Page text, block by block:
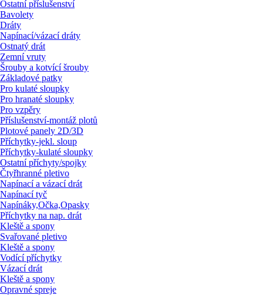
Ostatní příslušenství
Bavolety
Dráty
Napínací/vázací dráty
Ostnatý drát
Zemní vruty
Šrouby a kotvící šrouby
Základové patky
Pro kulaté sloupky
Pro hranaté sloupky
Pro vzpěry
Příslušenství-montáž plotů
Plotové panely 2D/3D
Příchytky-jekl. sloup
Příchytky-kulaté sloupky
Ostatní příchyty/spojky
Čtyřhranné pletivo
Napínací a vázací drát
Napínací tyč
Napínáky,Očka,Opasky
Příchytky na nap. drát
Kleště a spony
Svařované pletivo
Kleště a spony
Vodící příchytky
Vázací drát
Kleště a spony
Opravné spreje